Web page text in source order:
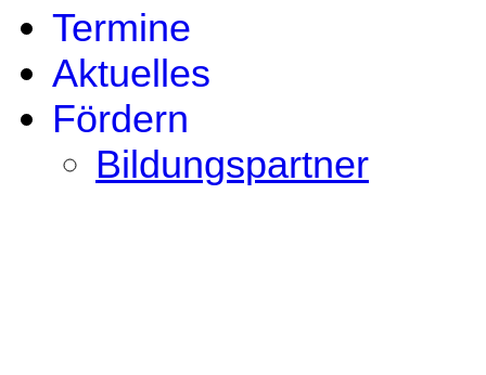
Termine
Aktuelles
Fördern
Bildungspartner